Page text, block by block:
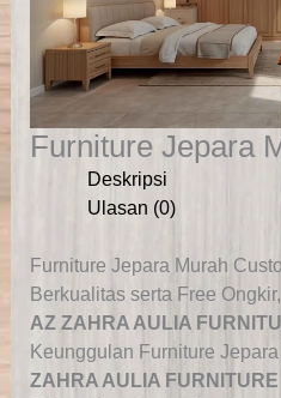
Furniture Jepara
Deskripsi
Ulasan (0)
Furniture Jepara Murah
Berkualitas serta Free
AZ ZAHRA AULIA
Keunggulan Furniture
ZAHRA AULIA FURNITURE